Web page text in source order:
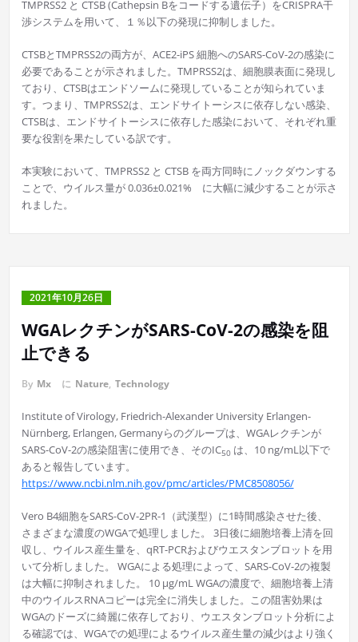
TMPRSS2 と CTSB (Cathepsin Bをコードする遺伝子）をCRISPRA干
渉システムを用いて、１％以下の発現に抑制しました。
CTSBとTMPRSS2の両方が、ACE2-iPS 細胞へのSARS-CoV-2の感染に
必要であることが示されました。TMPRSS2は、細胞膜表面に発現し
ており、CTSBはエンドソームに発現していることが知られていま
す。つまり、TMPRSS2は、エンドサイトーシスに依存しない感染、
CTSBは、エンドサイトーシスに依存した感染において、それぞれ重
要な役割を果たしている訳です。
本実験において、TMPRSS2 と CTSB を両方同時にノックダウンする
ことで、ウイルス量が 0.036±0.021% に大幅に減少することが示さ
れました。
2021年10月26日
WGAレクチンがSARS-CoV-2の感染を阻
止できる
By Mx に Nature, Technology
Institute of Virology, Friedrich-Alexander University Erlangen-
Nürnberg, Erlangen, Germanyらのグループは、WGAレクチンが
SARS-CoV-2の感染阻害に使用でき、そのIC50は、10 ng/mL以下で
あると報告しています。
https://www.ncbi.nlm.nih.gov/pmc/articles/PMC8508056/
Vero B4細胞をSARS-CoV-2PR-1（武漢型）に1時間感染させた後、
さまざまな濃度のWGAで処理しました。 3日後に細胞培養上清を回
収し、ウイルス産生量を、qRT-PCRおよびウエスタンブロットを用
いて分析しました。 WGAによる処理によって、SARS-CoV-2の複製
は大幅に抑制されました。 10 µg/mL WGAの濃度で、細胞培養上清
中のウイルスRNAコピーは完全に消失しました。この阻害効果は
WGAのドーズに綺麗に依存しており、ウエスタンブロット分析によ
る確認では、WGAでの処理によるウイルス産生量の減少はより強く